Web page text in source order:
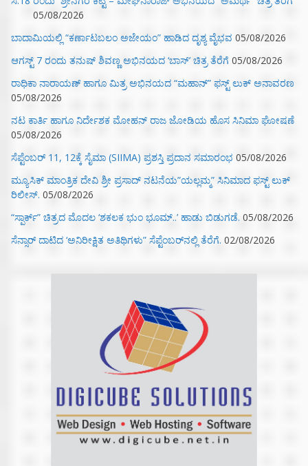
05/08/2026
ಬಾದಾಮಿಯಲ್ಲಿ “ಕರ್ಣಾಟಬಲಂ ಅಜೇಯಂ” ಹಾಡಿದ ದೃಶ್ಯ ವೈಭವ 05/08/2026
ಆಗಸ್ಟ್ 7 ರಂದು ತನುಷ್ ಶಿವಣ್ಣ ಅಭಿನಯದ ‘ಬಾಸ್’ ಚಿತ್ರ ತೆರೆಗೆ 05/08/2026
ರಾಧಿಕಾ ನಾರಾಯಣ್ ಹಾಗೂ ಮಿತ್ರ ಅಭಿನಯದ “ಮಹಾನ್” ಫಸ್ಟ್ ಲುಕ್ ಅನಾವರಣ
05/08/2026
ನಟ ಕಾರ್ತಿ ಹಾಗೂ ನಿರ್ದೇಶಕ ಮೋಹನ್ ರಾಜ ಜೋಡಿಯ ಹೊಸ ಸಿನಿಮಾ ಘೋಷಣೆ
05/08/2026
ಸೆಪ್ಟೆಂಬರ್ 11, 12ಕ್ಕೆ ಸೈಮಾ (SIIMA) ಪ್ರಶಸ್ತಿ ಪ್ರದಾನ ಸಮಾರಂಭ 05/08/2026
ಮ್ಯೂಸಿಕ್‌ ಮಾಂತ್ರಿಕ ದೇವಿ ಶ್ರೀ ಪ್ರಸಾದ್ ನಟನೆಯ”ಯಲ್ಲಮ್ಮ” ಸಿನಿಮಾದ ಫಸ್ಟ್‌ ಲುಕ್‌
ರಿಲೀಸ್. 05/08/2026
“ಸ್ಪಾರ್ಕ್” ಚಿತ್ರದ ಮೊದಲ‌ ‘ಶಕಲಕ ಭುಂ‌ ಭೂಮ್..’ ಹಾಡು ಬಿಡುಗಡೆ. 05/08/2026
ಸೆನ್ಸಾರ್ ದಾಟಿದ ‘ಅನಿರೀಕ್ಷಿತ ಅತಿಥಿಗಳು” ಸೆಪ್ಟೆಂಬರ್‌ನಲ್ಲಿ ತೆರೆಗೆ. 02/08/2026